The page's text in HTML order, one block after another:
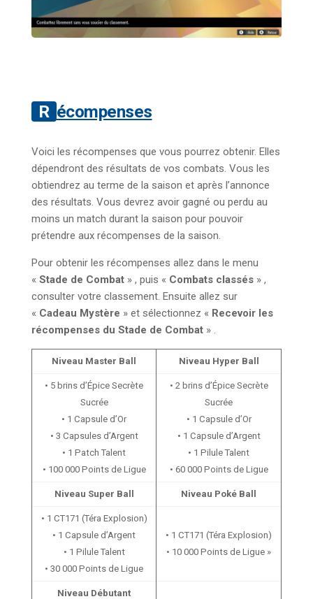
Récompenses
Voici les récompenses que vous pourrez obtenir. Elles
dépendront des résultats de vos combats. Vous les
obtiendrez au terme de la saison et après l’annonce
des résultats. Vous devrez avoir gagné ou perdu au
moins un match durant la saison pour pouvoir
prétendre aux récompenses de la saison.
Pour obtenir les récompenses allez dans le menu
« Stade de Combat » , puis « Combats classés » ,
consulter votre classement. Ensuite allez sur
« Cadeau Mystère » et sélectionnez « Recevoir les
récompenses du Stade de Combat » .
Niveau Master Ball Niveau Hyper Ball
• 5 brins d’Épice Secrète
Sucrée
• 1 Capsule d’Or
• 3 Capsules d’Argent
• 1 Patch Talent
• 100 000 Points de Ligue
• 2 brins d’Épice Secrète
Sucrée
• 1 Capsule d’Or
• 1 Capsule d’Argent
• 1 Pilule Talent
• 60 000 Points de Ligue
Niveau Super Ball Niveau Poké Ball
• 1 CT171 (Téra Explosion)
• 1 Capsule d’Argent
• 1 Pilule Talent
• 30 000 Points de Ligue
• 1 CT171 (Téra Explosion)
• 10 000 Points de Ligue »
Niveau Débutant